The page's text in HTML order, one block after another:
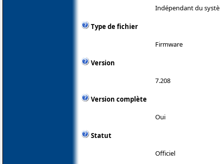
Indépendant du
Type de fichier
Firmware
Version
7.208
Version complète
Oui
Statut
Officiel